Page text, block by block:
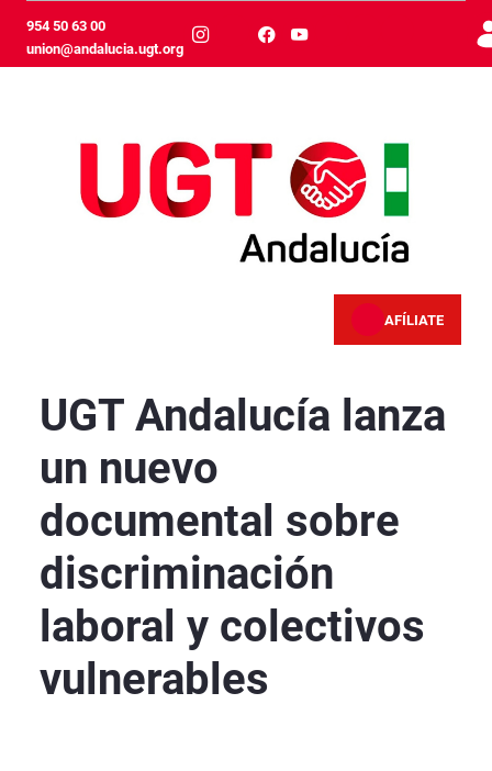
Skip to Main Content
954 50 63 00
union@andalucia.ugt.org
AFÍLIATE
UGT Andalucía lanza
un nuevo
documental sobre
discriminación
laboral y colectivos
vulnerables